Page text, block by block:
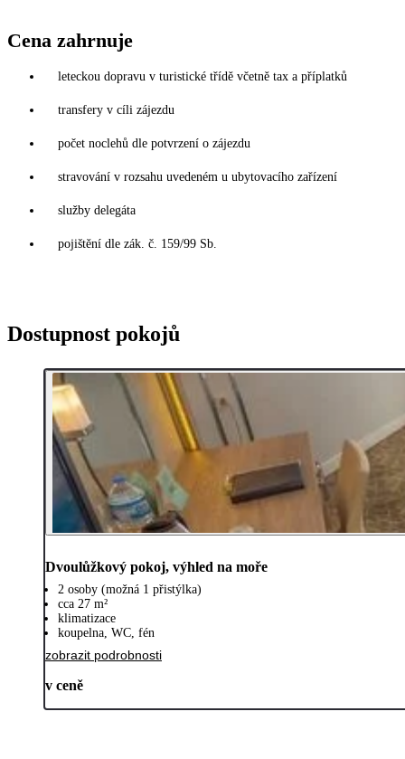
Cena zahrnuje
leteckou dopravu v turistické třídě včetně tax a příplatků
transfery v cíli zájezdu
počet noclehů dle potvrzení o zájezdu
stravování v rozsahu uvedeném u ubytovacího zařízení
služby delegáta
pojištění dle zák. č. 159/99 Sb.
Dostupnost pokojů
Dvoulůžkový pokoj, výhled na moře
2 osoby (možná 1 přistýlka)
cca 27 m²
klimatizace
koupelna, WC, fén
zobrazit podrobnosti
v ceně